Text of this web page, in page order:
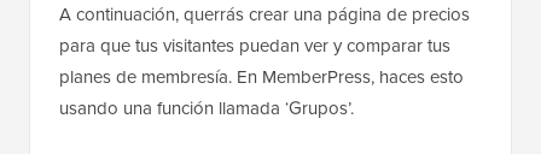
A continuación, querrás crear una página de precios
para que tus visitantes puedan ver y comparar tus
planes de membresía. En MemberPress, haces esto
usando una función llamada ‘Grupos’.